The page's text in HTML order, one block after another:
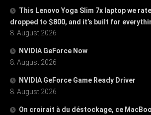
This Lenovo Yoga Slim 7x laptop we
dropped to $800, and it’s built for
8. August 2026
NVIDIA GeForce Now
8. August 2026
NVIDIA GeForce Game Ready Driver
8. August 2026
On croirait à du déstockage, ce